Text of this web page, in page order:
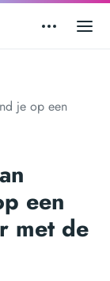
je op een
een
met de